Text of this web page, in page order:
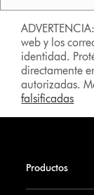
web y los
identidad.
directamente
autorizadas.
falsificadas
Productos